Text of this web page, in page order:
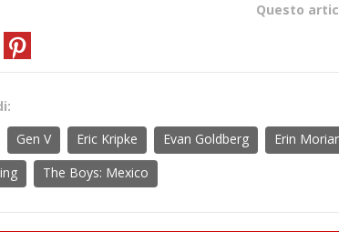
Questo
Gen V Eric Kripke Evan Goldberg
Erin
The Boys: Mexico